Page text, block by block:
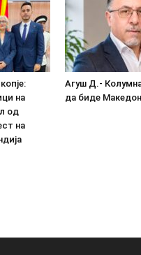
на
од
на
Агуш Д.-
да биде